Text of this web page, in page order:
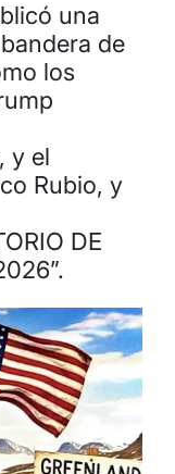
una
de
los
y el
Rubio, y
DE